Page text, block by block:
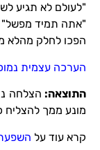
"לעולם לא תגיע
"אתה תמיד מפשל"
הפכו לחלק מהלא
הערכה עצמית
התוצאה: הצלחה
מונע ממך להצליח
קרא עוד על